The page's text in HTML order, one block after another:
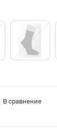
В сравнение